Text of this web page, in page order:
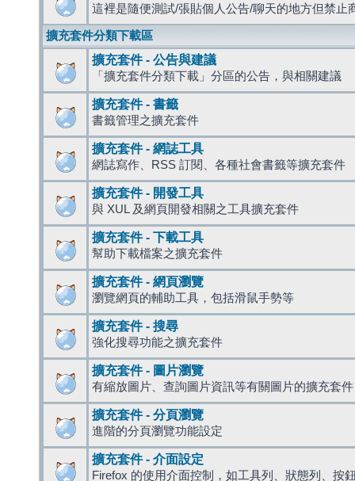
這裡是隨便測試/張貼個人公告/聊天的地方但禁止
擴充套件分類下載區
擴充套件 - 公告與建議
「擴充套件分類下載」分區的公告，與相關建議
擴充套件 - 書籤
書籤管理之擴充套件
擴充套件 - 網誌工具
網誌寫作、RSS 訂閱、各種社會書籤等擴充套件
擴充套件 - 開發工具
與 XUL 及網頁開發相關之工具擴充套件
擴充套件 - 下載工具
幫助下載檔案之擴充套件
擴充套件 - 網頁瀏覽
瀏覽網頁的輔助工具，包括滑鼠手勢等
擴充套件 - 搜尋
強化搜尋功能之擴充套件
擴充套件 - 圖片瀏覽
有縮放圖片、查詢圖片資訊等有關圖片的擴充套件
擴充套件 - 分頁瀏覽
進階的分頁瀏覽功能設定
擴充套件 - 介面設定
Firefox 的使用介面控制，如工具列、狀態列、按